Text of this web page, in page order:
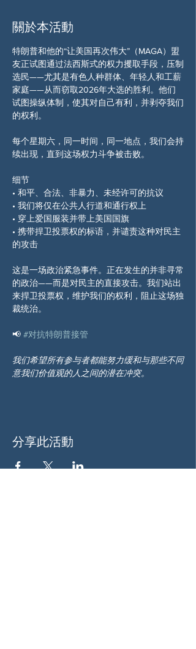
關於本活動
特朗普和他的“让美国再次伟大”（MAGA）盟
友正试图通过法西斯式的权力攫取手段，压制
选民——尤其是有色人种群体、年轻人和工薪
家庭——从而窃取2026年大选的胜利。他们
试图操纵体制，使其对自己有利，并剥夺我们
的权利。
每个星期六，同一时间，同一地点，我们会持
续出现，直到这场权力斗争被击败。
细节
• 和平、合法、非暴力、未经许可的抗议
• 我们将仅在公共人行道和通行权上
• 穿上爱国服装并带上美国国旗
• 携带捍卫投票权的标语，并谴责这种对民主
的攻击
这是一场政治紧急事件。正在发生的并非寻常
的政治——而是对民主的直接攻击。我们站出
来捍卫投票权，维护我们的权利，阻止这场独
裁统治。
📢 #对抗特朗普接管
我们希望所有参与者都能努力缓和与那些不同
意我们价值观的人之间的潜在冲突。
分享此活動